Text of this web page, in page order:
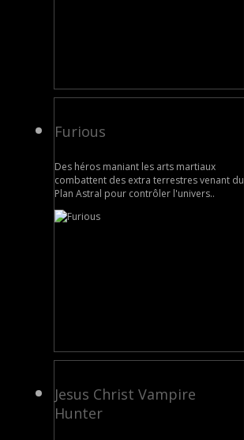
Furious
Des héros maniant les arts martiaux
combattent des extra terrestres venant du
Plan Astral pour contrôler l'univers..
Jesus Christ Vampire
Hunter